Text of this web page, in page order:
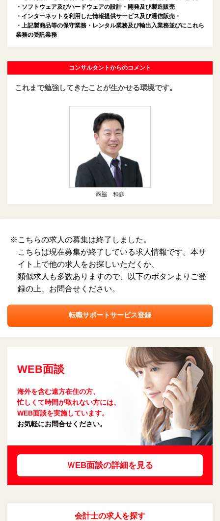
・ソフトウェア及びハードウェアの設計・開発及び製造販売
・インターネットを利用した情報提供サービス及び通信販売・
・上記製商品等の保守業務・レンタル業務及び輸出入業務並びにこれら
業務の受託業務
コンサルタントからのコメント
これまで勉強してきたことが生かせる環境です。
※ こちらの求人の募集は終了しました。
こちらは現在募集が終了している求人情報です。本サ
イト上で他の求人をお探しいただくか、
類似求人も多数ありますので、以下のボタンよりご登
録の上、お問合せください。
転職サポートサービス登録
WEB面談
海外を含む遠方在住の方、
忙しくて時間が取れない方には、
WEB面談を実施しています。
お気軽にお問合せください。
ＷEB面談の詳細を見る
会計士の求人を探す